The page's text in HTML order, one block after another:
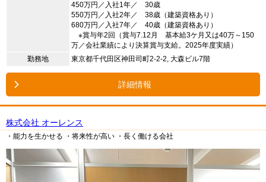
450万円／入社1年／ 30歳
550万円／入社2年／ 38歳（建築資格あり）
680万円／入社7年／ 40歳（建築資格あり）
※賞与年2回（賞与7.12月 基本給3ケ月又は40万～150
万／会社業績により決算賞与支給。2025年度実績）
勤務地
東京都千代田区神田司町2-2-2, 大森ビル7階
詳細情報
株式会社 オーレンス
・能力を生かせる ・将来性が高い ・長く働ける会社